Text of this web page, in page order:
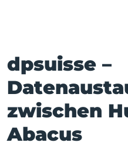
dpsuisse –
zwischen
Abacus